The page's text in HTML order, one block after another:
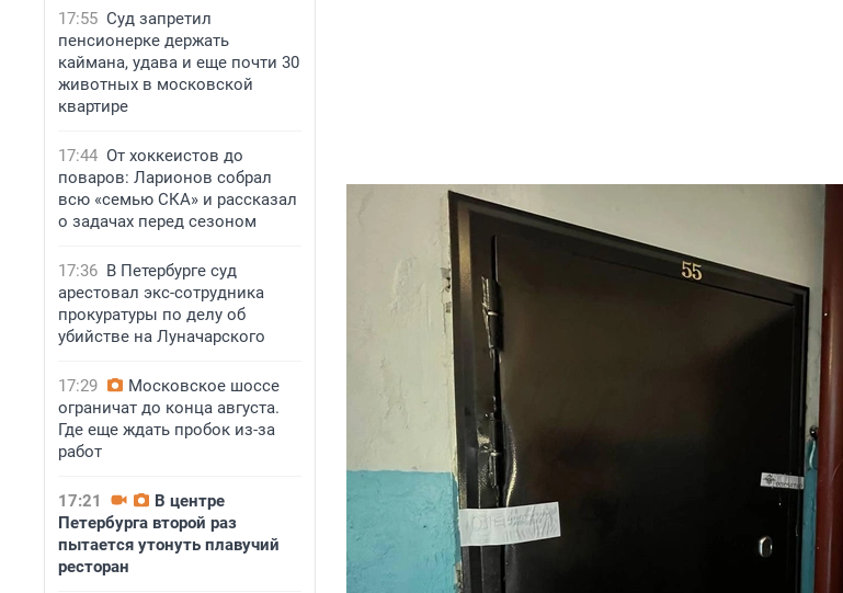
17:55 Суд запретил
пенсионерке держать
каймана, удава и еще почти 30
животных в московской
квартире
17:44 От хоккеистов до
поваров: Ларионов собрал
всю «семью СКА» и рассказал
о задачах перед сезоном
17:36 В Петербурге суд
арестовал экс-сотрудника
прокуратуры по делу об
убийстве на Луначарского
17:29
Московское шоссе
ограничат до конца августа.
Где еще ждать пробок из-за
работ
17:21
В центре
Петербурга второй раз
пытается утонуть плавучий
ресторан